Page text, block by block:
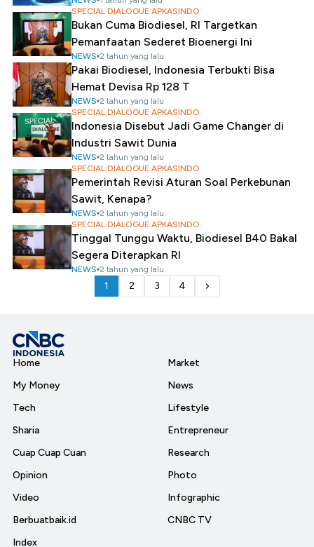
SPECIAL DIALOGUE APKASINDO
Bukan Cuma Biodiesel, RI Targetkan
Pemanfaatan Sederet Bioenergi Ini
NEWS 2 tahun yang lalu
Pakai Biodiesel, Indonesia Terbukti Bisa
Hemat Devisa Rp 128 T
NEWS 2 tahun yang lalu
SPECIAL DIALOGUE APKASINDO
Indonesia Disebut Jadi Game Changer di
Industri Sawit Dunia
NEWS 2 tahun yang lalu
SPECIAL DIALOGUE APKASINDO
Pemerintah Revisi Aturan Soal Perkebunan
Sawit, Kenapa?
NEWS 2 tahun yang lalu
SPECIAL DIALOGUE APKASINDO
Tinggal Tunggu Waktu, Biodiesel B40 Bakal
Segera Diterapkan RI
NEWS 2 tahun yang lalu
1 2 3 4
Home
My Money
Tech
Sharia
Cuap Cuap Cuan
Opinion
Video
Berbuatbaik.id
Index
Market
News
Lifestyle
Entrepreneur
Research
Photo
Infographic
CNBC TV